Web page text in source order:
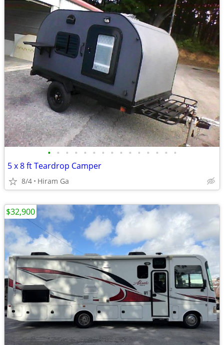
• • • • • • • • • • • • • • •
5 x 8 ft Teardrop Camper
8/4 Hiram Ga
$32,900